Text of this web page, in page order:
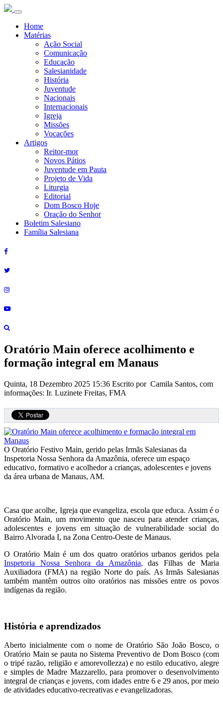
Home
Matérias
Ação Social
Comunicação
Educação
Salesianidade
História
Juventude
Nacionais
Internacionais
Igreja
Missões
Vocações
Artigos
Reitor-mor
Novos Pátios
Juventude em Pauta
Projeto de Vida
Liturgia
Editorial
Dom Bosco Hoje
Oração do Senhor
Boletim Salesiano
Família Salesiana
Oratório Main oferece acolhimento e
formação integral em Manaus
Quinta, 18 Dezembro 2025 15:36 Escrito por Camila Santos, com
informações: Ir. Luzinete Freitas, FMA
O Oratório Festivo Main, gerido pelas Irmãs Salesianas da
Inspetoria Nossa Senhora da Amazônia, oferece um espaço
educativo, formativo e acolhedor a crianças, adolescentes e jovens
da área urbana de Manaus, AM.
Casa que acolhe, Igreja que evangeliza, escola que educa. Assim é o
Oratório Main, um movimento que nasceu para atender crianças,
adolescentes e jovens em situação de vulnerabilidade social do
Bairro Alvorada I, na Zona Centro-Oeste de Manaus.
O Oratório Main é um dos quatro oratórios urbanos geridos pela
Inspetoria Nossa Senhora da Amazônia, das Filhas de Maria
Auxiliadora (FMA) na região Norte do país. As Irmãs Salesianas
também mantêm outros oito oratórios nas missões entre os povos
indígenas da região.
História e aprendizados
Aberto inicialmente com o nome de Oratório São João Bosco, o
Oratório Main se pauta no Sistema Preventivo de Dom Bosco (com
o tripé razão, religião e amorevollezza) e no estilo educativo, alegre
e simples de Madre Mazzarello, para promover o desenvolvimento
integral de crianças e jovens, com idades entre 6 e 29 anos, por meio
de atividades educativo-recreativas e evangelizadoras.